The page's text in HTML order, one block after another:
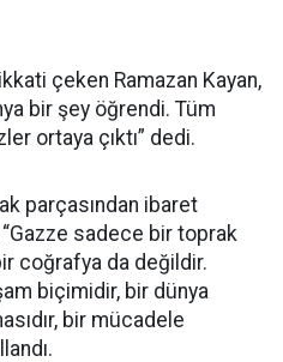
çeken Ramazan Kayan,
bir şey öğrendi. Tüm
ortaya çıktı” dedi.
parçasından ibaret
“Gazze sadece bir toprak
coğrafya da değildir.
biçimidir, bir dünya
bir mücadele